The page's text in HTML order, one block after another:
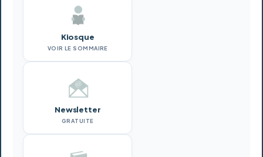
Kiosque
VOIR LE SOMMAIRE
Newsletter
GRATUITE